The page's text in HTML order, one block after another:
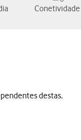
Conetividade
destas.